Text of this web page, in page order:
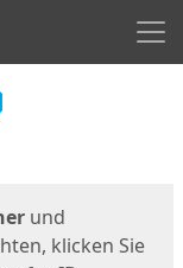
und
klicken Sie